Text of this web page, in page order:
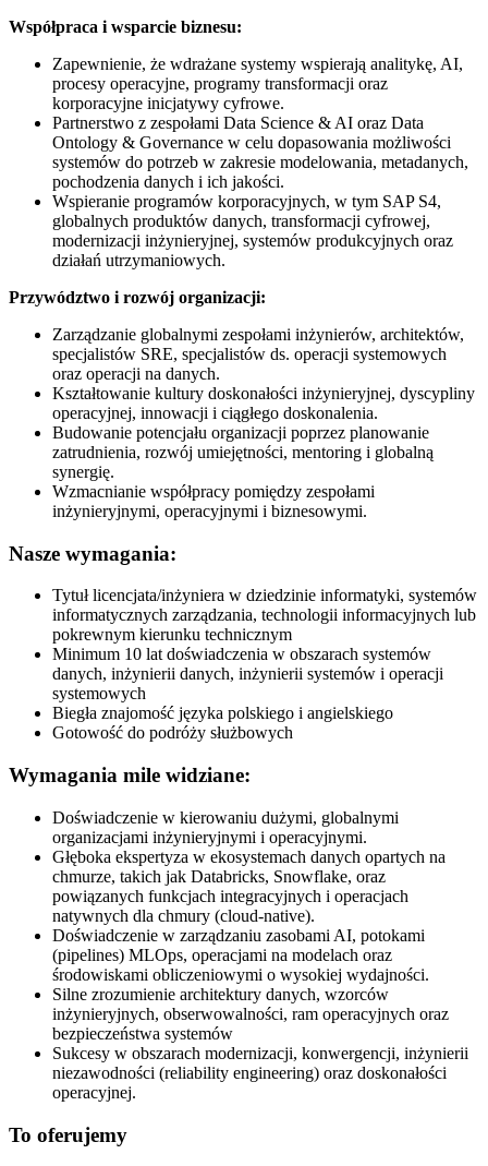
Współpraca i wsparcie biznesu:
Zapewnienie, że wdrażane systemy wspierają analitykę, AI,
procesy operacyjne, programy transformacji oraz
korporacyjne inicjatywy cyfrowe.
Partnerstwo z zespołami Data Science & AI oraz Data
Ontology & Governance w celu dopasowania możliwości
systemów do potrzeb w zakresie modelowania, metadanych,
pochodzenia danych i ich jakości.
Wspieranie programów korporacyjnych, w tym SAP S4,
globalnych produktów danych, transformacji cyfrowej,
modernizacji inżynieryjnej, systemów produkcyjnych oraz
działań utrzymaniowych.
Przywództwo i rozwój organizacji:
Zarządzanie globalnymi zespołami inżynierów, architektów,
specjalistów SRE, specjalistów ds. operacji systemowych
oraz operacji na danych.
Kształtowanie kultury doskonałości inżynieryjnej, dyscypliny
operacyjnej, innowacji i ciągłego doskonalenia.
Budowanie potencjału organizacji poprzez planowanie
zatrudnienia, rozwój umiejętności, mentoring i globalną
synergię.
Wzmacnianie współpracy pomiędzy zespołami
inżynieryjnymi, operacyjnymi i biznesowymi.
Nasze wymagania:
Tytuł licencjata/inżyniera w dziedzinie informatyki, systemów
informatycznych zarządzania, technologii informacyjnych lub
pokrewnym kierunku technicznym
Minimum 10 lat doświadczenia w obszarach systemów
danych, inżynierii danych, inżynierii systemów i operacji
systemowych
Biegła znajomość języka polskiego i angielskiego
Gotowość do podróży służbowych
Wymagania mile widziane:
Doświadczenie w kierowaniu dużymi, globalnymi
organizacjami inżynieryjnymi i operacyjnymi.
Głęboka ekspertyza w ekosystemach danych opartych na
chmurze, takich jak Databricks, Snowflake, oraz
powiązanych funkcjach integracyjnych i operacjach
natywnych dla chmury (cloud-native).
Doświadczenie w zarządzaniu zasobami AI, potokami
(pipelines) MLOps, operacjami na modelach oraz
środowiskami obliczeniowymi o wysokiej wydajności.
Silne zrozumienie architektury danych, wzorców
inżynieryjnych, obserwowalności, ram operacyjnych oraz
bezpieczeństwa systemów
Sukcesy w obszarach modernizacji, konwergencji, inżynierii
niezawodności (reliability engineering) oraz doskonałości
operacyjnej.
To oferujemy